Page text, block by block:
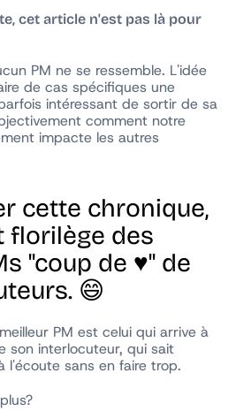
cet article n'est pas là pour
PM ne se ressemble. L'idée
de cas spécifiques une
intéressant de sortir de sa
comment notre
impacte les autres
cette chronique,
florilège des
"coup de ♥️" de
😄
PM est celui qui arrive à
son interlocuteur, qui sait
l'écoute sans en faire trop.